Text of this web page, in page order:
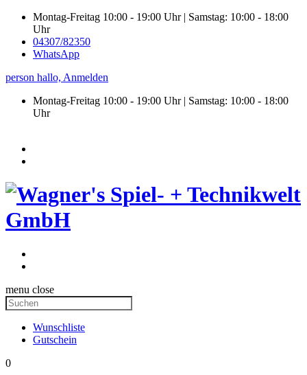
Montag-Freitag 10:00 - 19:00 Uhr | Samstag: 10:00 - 18:00
Uhr
04307/82350
WhatsApp
person hallo, Anmelden
Montag-Freitag 10:00 - 19:00 Uhr | Samstag: 10:00 - 18:00
Uhr
menu close
Wunschliste
Gutschein
0